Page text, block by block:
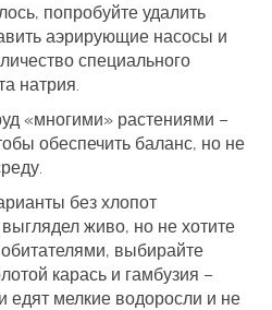
попробуйте удалить
аэрирующие насосы и
специального
натрия.
«многими» растениями –
обеспечить баланс, но не
без хлопот
живо, но не хотите
выбирайте
карась и гамбузия –
едят мелкие водоросли и не